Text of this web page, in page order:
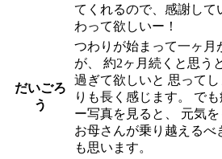
てくれるので、感謝して
わって欲しいー！
だいごろ
う
つわりが始まって一ヶ月
が、 約2ヶ月続くと思う
過ぎて欲しいと 思って
りも長く感じます。 で
ー写真を見ると、 元気を
お母さんが乗り越えるべ
も思います。